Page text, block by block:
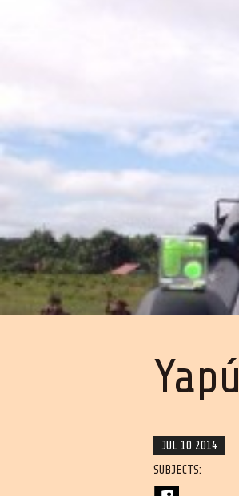
Yapú
JUL 10 2014
SUBJECTS: